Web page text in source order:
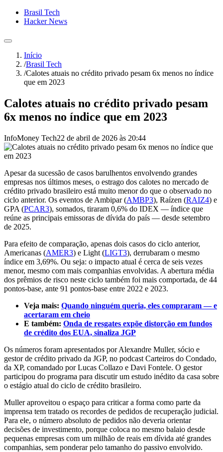
Brasil Tech
Hacker News
Início
/Brasil Tech
/Calotes atuais no crédito privado pesam 6x menos no índice
que em 2023
Calotes atuais no crédito privado pesam
6x menos no índice que em 2023
InfoMoney Tech22 de abril de 2026 às 20:44
Apesar da sucessão de casos barulhentos envolvendo grandes
empresas nos últimos meses, o estrago dos calotes no mercado de
crédito privado brasileiro está muito menor do que o observado no
ciclo anterior. Os eventos de Ambipar (AMBP3), Raízen (RAIZ4) e
GPA (PCAR3), somados, tiraram 0,6% do IDEX — índice que
reúne as principais emissoras de dívida do país — desde setembro
de 2025.
Para efeito de comparação, apenas dois casos do ciclo anterior,
Americanas (AMER3) e Light (LIGT3), derrubaram o mesmo
índice em 3,69%. Ou seja: o impacto atual é cerca de seis vezes
menor, mesmo com mais companhias envolvidas. A abertura média
dos prêmios de risco neste ciclo também foi mais comportada, de 44
pontos-base, ante 91 pontos-base entre 2022 e 2023.
Veja mais: Quando ninguém queria, eles compraram — e
acertaram em cheio
E também: Onda de resgates expõe distorção em fundos
de crédito dos EUA, sinaliza JGP
Os números foram apresentados por Alexandre Muller, sócio e
gestor de crédito privado da JGP, no podcast Carteiros do Condado,
da XP, comandado por Lucas Collazo e Davi Fontele. O gestor
participou do programa para discutir um estudo inédito da casa sobre
o estágio atual do ciclo de crédito brasileiro.
Muller aproveitou o espaço para criticar a forma como parte da
imprensa tem tratado os recordes de pedidos de recuperação judicial.
Para ele, o número absoluto de pedidos não deveria orientar
decisões de investimento, porque coloca no mesmo balaio desde
pequenas empresas com um milhão de reais em dívida até grandes
companhias, sem ponderar pelo tamanho do passivo envolvido.